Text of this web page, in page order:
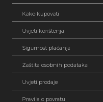
Kako kupovati
Uvjeti korištenja
Sigurnost plaćanja
Zaštita osobnih podataka
Uvjeti prodaje
Pravila o povratu